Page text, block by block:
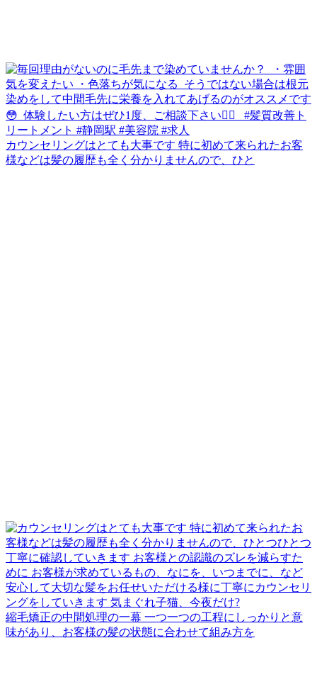
カウンセリングはとても大事です 特に初めて来られたお客
様などは髪の履歴も全く分かりませんので、ひと
縮毛矯正の中間処理の一幕 一つ一つの工程にしっかりと意
味があり、お客様の髪の状態に合わせて組み方を